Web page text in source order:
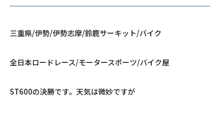
三重県/伊勢/伊勢志摩/鈴鹿サーキット/バイク
全日本ロードレース/モータースポーツ/バイク屋
ST600の決勝です。天気は微妙ですが